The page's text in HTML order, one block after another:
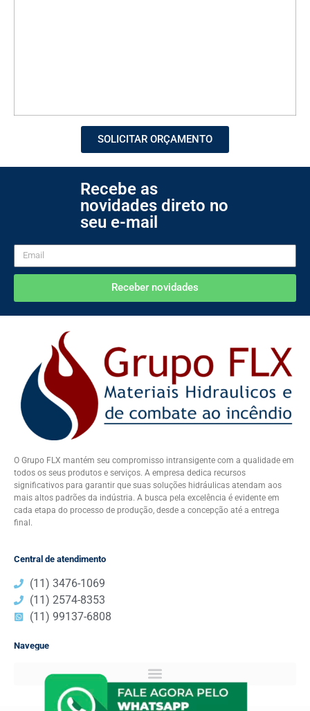
SOLICITAR ORÇAMENTO
Recebe as
novidades direto no
seu e-mail
Receber novidades
O Grupo FLX mantém seu compromisso intransigente com a qualidade em
todos os seus produtos e serviços. A empresa dedica recursos
significativos para garantir que suas soluções hidráulicas atendam aos
mais altos padrões da indústria. A busca pela excelência é evidente em
cada etapa do processo de produção, desde a concepção até a entrega
final.
Central de atendimento
(11) 3476-1069
(11) 2574-8353​
(11) 99137-6808​
Navegue